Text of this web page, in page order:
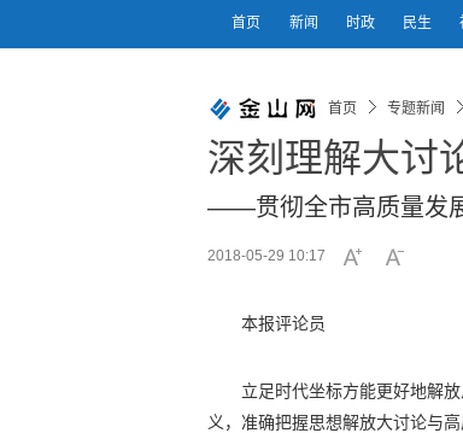
首页 新闻 时政 民生
首页 专题新闻
深刻理解大讨
——贯彻全市高质量发
2018-05-29 10:17
本报评论员
立足时代坐标方能更好地解
义，准确把握思想解放大讨论与高